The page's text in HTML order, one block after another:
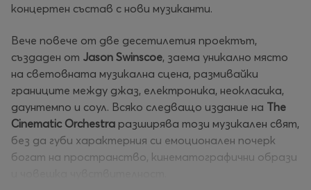
концертен състав с нови музиканти.
Вече повече от две десетилетия проектът,
създаден от Jason Swinscoe, заема уникално място
на световната музикална сцена, размивайки
границите между джаз, електроника, неокласика,
даунтемпо и соул. Всяко следващо издание на The
Cinematic Orchestra разширява този музикален свят,
без да губи характерния си емоционален почерк
богат на пространство, кинематографични образи